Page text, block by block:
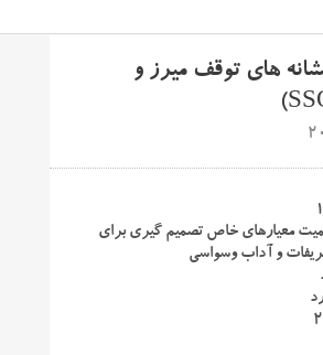
های توقف میرز و
معیارهای خاص تصمیم گیری برای
و آداب وسواسی